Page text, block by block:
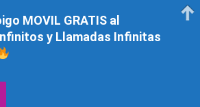
MOVIL GRATIS al
y Llamadas Infinitas